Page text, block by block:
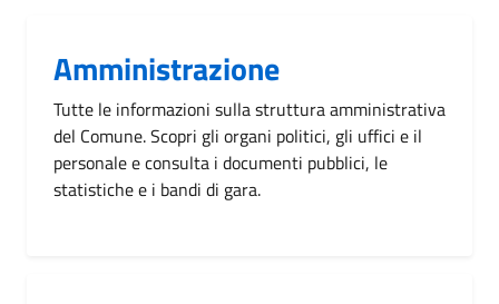
Amministrazione
Tutte le informazioni sulla struttura amministrativa
del Comune. Scopri gli organi politici, gli uffici e il
personale e consulta i documenti pubblici, le
statistiche e i bandi di gara.